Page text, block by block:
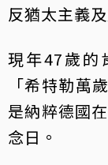
反猶太主義
現年47歲的
「希特勒
是納粹德國
念日。